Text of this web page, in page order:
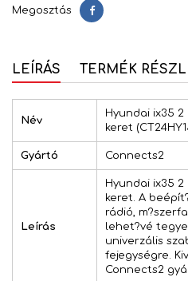
Megosztás Megosztás
LEÍRÁS TERMÉK
Név
Hyundai ix35
keret
Gyártó Connects2
Leírás
Hyundai ix35
keret. A
rádió,
lehet?vé
univerzális
fejegységre.
Connects2